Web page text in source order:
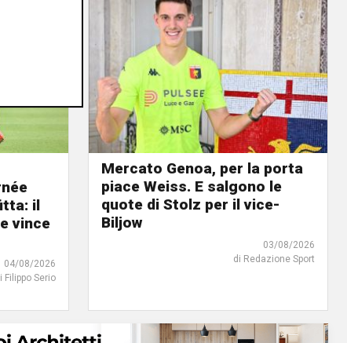
il
vince
04/08/2026
Filippo Serio
Mercato Genoa, per la porta
piace Weiss. E salgono le
quote di Stolz per il vice-
Biljow
03/08/2026
di Redazione Sport